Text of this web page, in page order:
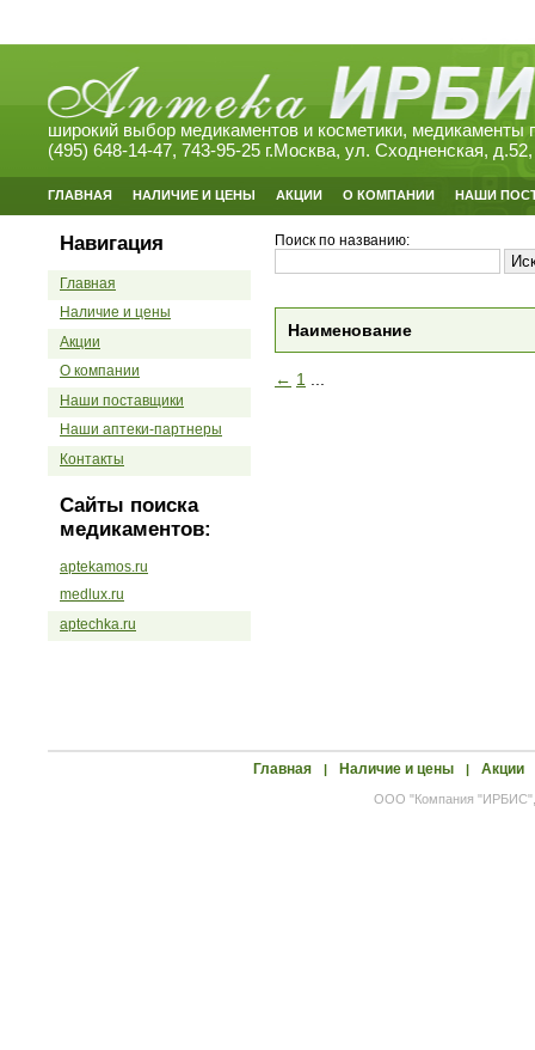
широкий выбор медикаментов и косметики, медикаменты
(495) 648-14-47, 743-95-25 г.Москва, ул. Сходненская,
ГЛАВНАЯ НАЛИЧИЕ И ЦЕНЫ АКЦИИ О КОМПАНИИ НАШИ
Навигация
Главная
Наличие и цены
Акции
О компании
Наши поставщики
Наши аптеки-партнеры
Контакты
Сайты поиска
медикаментов:
aptekamos.ru
medlux.ru
aptechka.ru
Поиск по названию:
Наименование
← 1
Главная | Наличие и цены | Акции
ООО "Компания "ИРБИС",